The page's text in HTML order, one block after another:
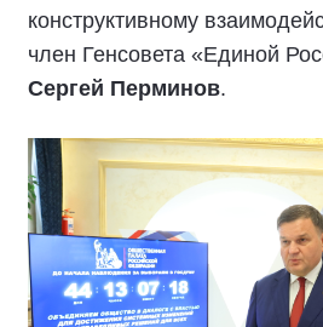
конструктивному
член Генсовета «Единой
Сергей Перминов.